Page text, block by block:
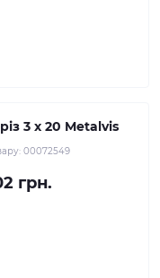
3 х 20 Metalvis
00072549
грн.